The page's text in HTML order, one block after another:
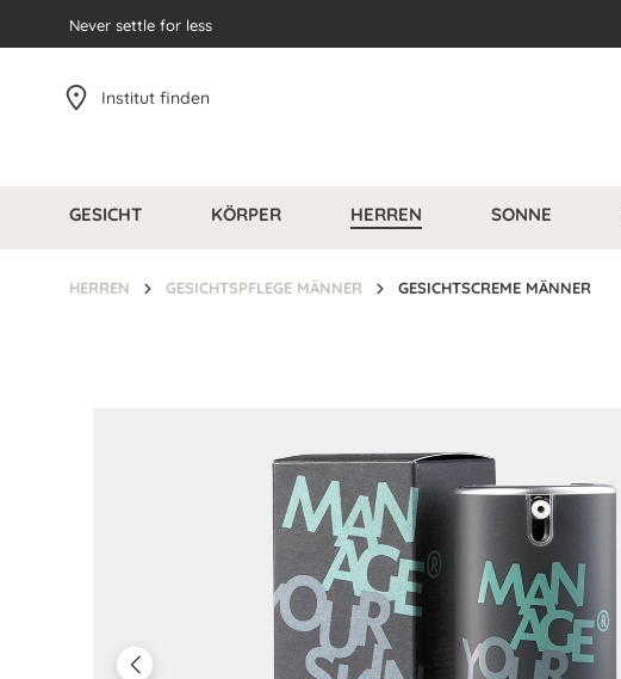
Zur Hauptnavigation springen
Never settle for less
Institut finden
GESICHT KÖRPER HERREN SONNE
HERREN GESICHTSPFLEGE MÄNNER GESICHTSCREME MÄNNER